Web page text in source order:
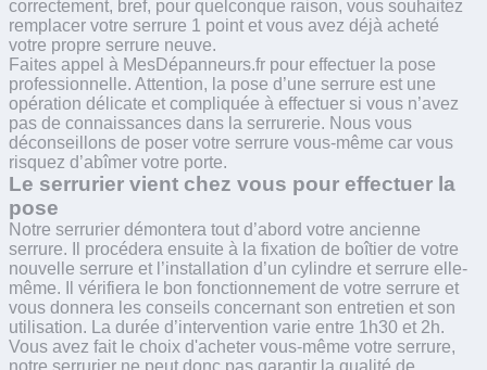
correctement, bref, pour quelconque raison, vous souhaitez
remplacer votre serrure 1 point et vous avez déjà acheté
votre propre serrure neuve.
Faites appel à MesDépanneurs.fr pour effectuer la pose
professionnelle. Attention, la pose d’une serrure est une
opération délicate et compliquée à effectuer si vous n’avez
pas de connaissances dans la serrurerie. Nous vous
déconseillons de poser votre serrure vous-même car vous
risquez d’abîmer votre porte.
Le serrurier vient chez vous pour effectuer la
pose
Notre serrurier démontera tout d’abord votre ancienne
serrure. Il procédera ensuite à la fixation de boîtier de votre
nouvelle serrure et l’installation d’un cylindre et serrure elle-
même. Il vérifiera le bon fonctionnement de votre serrure et
vous donnera les conseils concernant son entretien et son
utilisation. La durée d’intervention varie entre 1h30 et 2h.
Vous avez fait le choix d'acheter vous-même votre serrure,
notre serrurier ne peut donc pas garantir la qualité de